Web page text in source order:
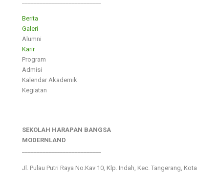
Berita
Galeri
Alumni
Karir
Program
Admisi
Kalendar Akademik
Kegiatan
SEKOLAH HARAPAN BANGSA
MODERNLAND
Jl. Pulau Putri Raya No.Kav 10, Klp. Indah, Kec. Tangerang, Kota